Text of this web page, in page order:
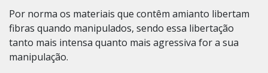
Por norma os materiais que contêm amianto libertam
fibras quando manipulados, sendo essa libertação
tanto mais intensa quanto mais agressiva for a sua
manipulação.